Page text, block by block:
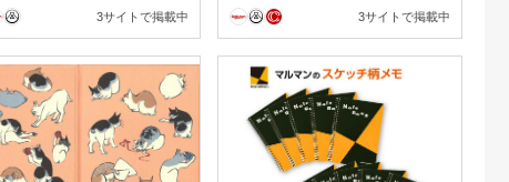
強 楽しくなる キャラ
茨城県 石岡市 (G09-
3サイトで掲載中
緑 かわいい おしゃれ ギフ
ト 贈り物 プレゼント 東京
東京都
3サイトで掲載中